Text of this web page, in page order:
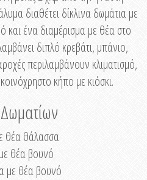
διαθέτει δίκλινα δωμάτια με
ένα διαμέρισμα με θέα στο
διπλό κρεβάτι, μπάνιο,
περιλαμβάνουν κλιματισμό,
κήπο με κιόσκι.
θέα θάλασσα
θέα βουνό
με θέα βουνό